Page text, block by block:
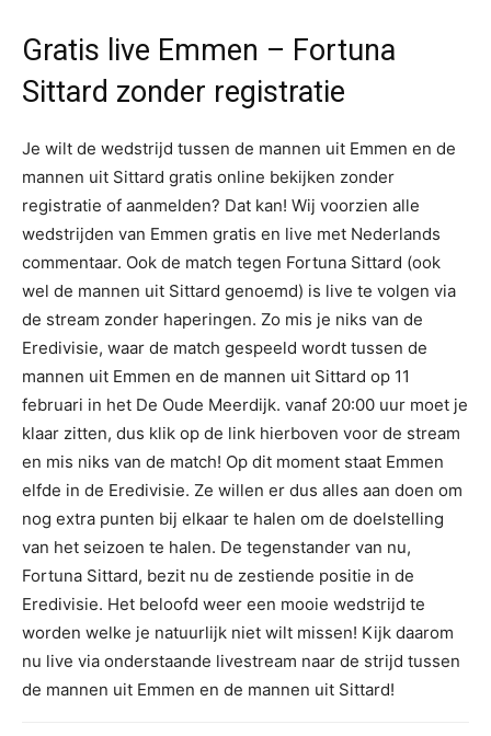
Gratis live Emmen – Fortuna
Sittard zonder registratie
Je wilt de wedstrijd tussen de mannen uit Emmen en de
mannen uit Sittard gratis online bekijken zonder
registratie of aanmelden? Dat kan! Wij voorzien alle
wedstrijden van Emmen gratis en live met Nederlands
commentaar. Ook de match tegen Fortuna Sittard (ook
wel de mannen uit Sittard genoemd) is live te volgen via
de stream zonder haperingen. Zo mis je niks van de
Eredivisie, waar de match gespeeld wordt tussen de
mannen uit Emmen en de mannen uit Sittard op 11
februari in het De Oude Meerdijk. vanaf 20:00 uur moet je
klaar zitten, dus klik op de link hierboven voor de stream
en mis niks van de match! Op dit moment staat Emmen
elfde in de Eredivisie. Ze willen er dus alles aan doen om
nog extra punten bij elkaar te halen om de doelstelling
van het seizoen te halen. De tegenstander van nu,
Fortuna Sittard, bezit nu de zestiende positie in de
Eredivisie. Het beloofd weer een mooie wedstrijd te
worden welke je natuurlijk niet wilt missen! Kijk daarom
nu live via onderstaande livestream naar de strijd tussen
de mannen uit Emmen en de mannen uit Sittard!